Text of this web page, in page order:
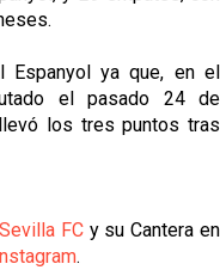
Espanyol ya que, en el
el pasado 24 de
los tres puntos tras
Sevilla FCy su Cantera en
Instagram.